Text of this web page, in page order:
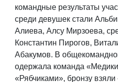
командные результаты
среди девушек стали
Алиева, Алсу Мирзоева,
Константин Пирогов,
Абакумов. В
одержала команда
«Рябчиками», бронзу